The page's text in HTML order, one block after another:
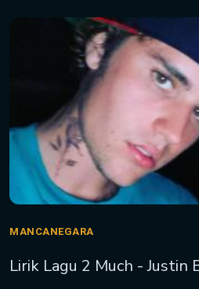
MANCANEGARA
Lirik Lagu 2 Much - Justin